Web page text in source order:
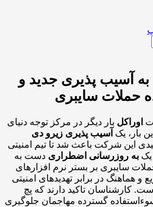
پذیری جدید و
سایبری
بار دیگر در مرکز توجه دنیای
یک آسیب پذیری زیرو دی
شرکت باعث شد تا تیم امنیتی
روزرسانی اضطراریدست به
بر بستر نرم افزارهای
در برابر تهدیدهای امنیتی
تاکید دارند که پچ
گسترده مهاجمان جلوگیری